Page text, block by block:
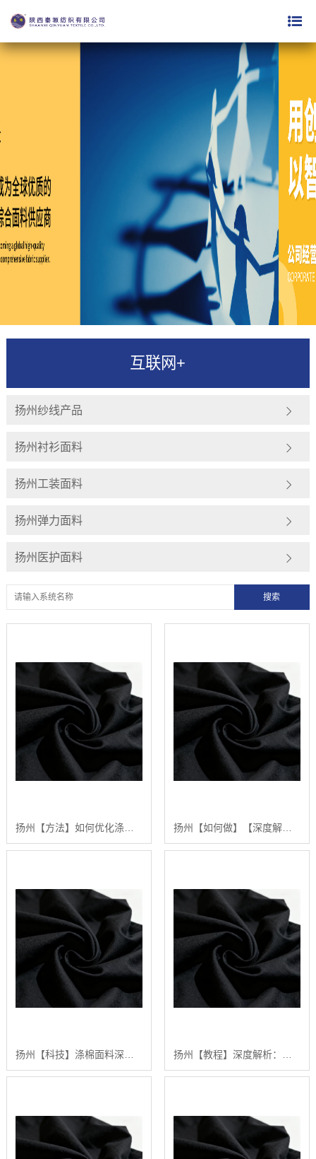
互联网+
扬州纱线产品
扬州衬衫面料
扬州工装面料
扬州弹力面料
扬州医护面料
扬州【方法】如何优化涤棉面料的生产流程：陕西秦塬纺织的实践指南【怎么做?】 扬州【如何做】【深度解析】2024年涤棉面料品质排行榜与选购指南【有哪些?】